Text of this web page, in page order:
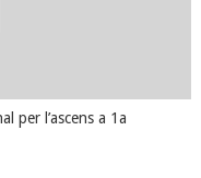
per l’ascens a 1a